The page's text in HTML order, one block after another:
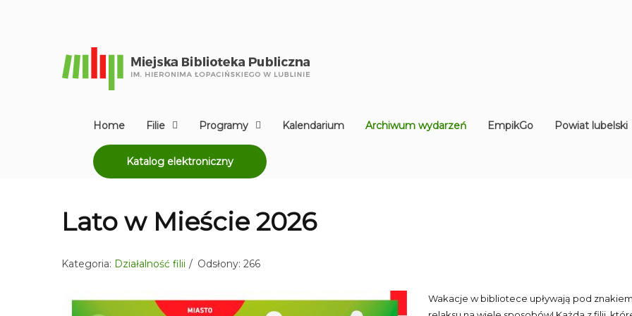
Home Filie Programy Kalendarium Archiwum wydarzeń EmpikGo Powiat lubelski
Katalog elektroniczny
Lato w Mieście 2026
Kategoria: Działalność filii Odsłony: 266
Wakacje w bibliotece upływają pod